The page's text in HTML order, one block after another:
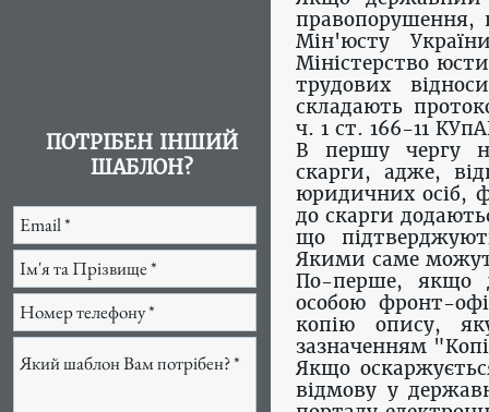
правопорушення,
Мін'юсту
Міністерство
трудових
складають
ч. 1 ст. 166-11
В першу чергу
скарги, адже,
юридичних осіб,
до скарги
що
Якими саме
По-перше, якщо
особою фронт-
копію опису,
зазначенням
Якщо
відмову у
ПОТРІБЕН ІНШИЙ
ШАБЛОН?